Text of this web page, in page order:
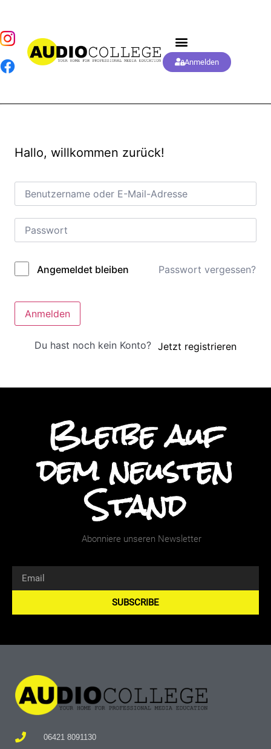
Anmelden
Hallo, willkommen zurück!
Alternative:
Angemeldet bleiben Passwort vergessen?
Anmelden
Du hast noch kein Konto? Jetzt registrieren
Bleibe auf
dem neusten
Stand
Abonniere unseren Newsletter
SUBSCRIBE
06421 8091130